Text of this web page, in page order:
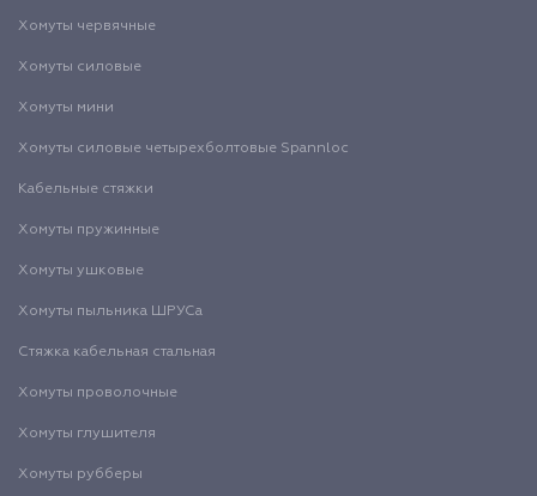
Хомуты червячные
Хомуты силовые
Хомуты мини
Хомуты силовые четырехболтовые Spannloc
Кабельные стяжки
Хомуты пружинные
Хомуты ушковые
Хомуты пыльника ШРУСа
Стяжка кабельная стальная
Хомуты проволочные
Хомуты глушителя
Хомуты рубберы